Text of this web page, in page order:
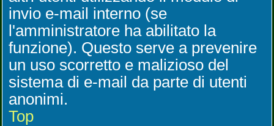
invio e-mail interno (se
l'amministratore ha abilitato la
funzione). Questo serve a prevenire
un uso scorretto e malizioso del
sistema di e-mail da parte di utenti
anonimi.
Top